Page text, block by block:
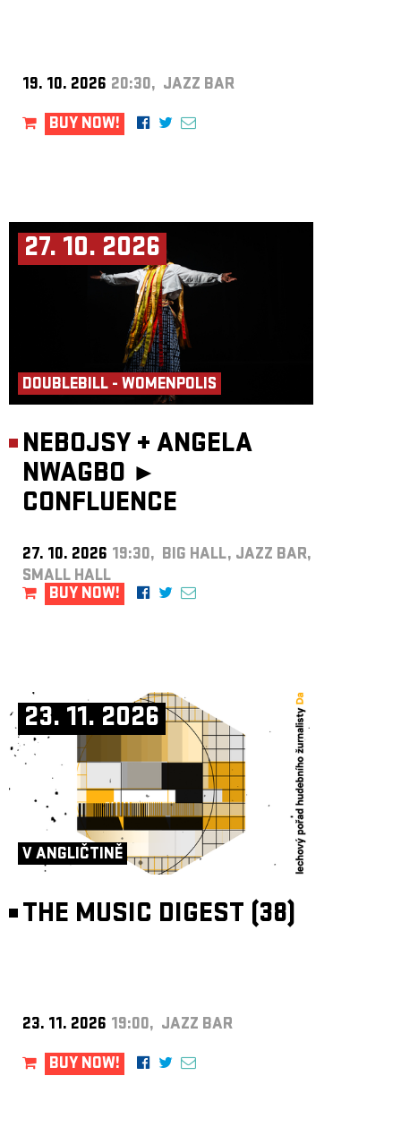
19. 10. 2026 20:30, JAZZ BAR
BUY NOW!
27. 10. 2026
DOUBLEBILL - WOMENPOLIS
NEBOJSY + ANGELA
NWAGBO ►
CONFLUENCE
27. 10. 2026 19:30, BIG HALL, JAZZ BAR,
SMALL HALL
BUY NOW!
23. 11. 2026
V ANGLIČTINĚ
THE MUSIC DIGEST (38)
23. 11. 2026 19:00, JAZZ BAR
BUY NOW!